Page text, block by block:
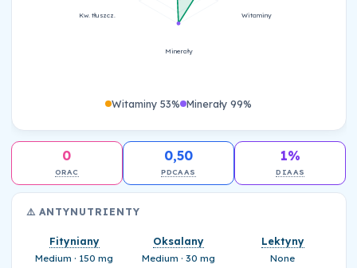
Witaminy
Minerały
Kw. tłuszcz.
Witaminy 53% Minerały 99%
0
ORAC
0,50
PDCAAS
1%
DIAAS
⚠️ ANTYNUTRIENTY
Fityniany
Medium · 150 mg
Oksalany
Medium · 30 mg
Lektyny
None